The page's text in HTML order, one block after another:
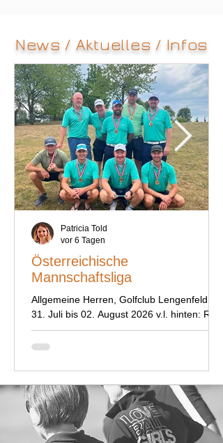
News / Aktuelles / Infos
Österreichische
Mannschaftsliga
Allgemeine Herren, Golfclub Lengenfeld,
31. Juli bis 02. August 2026 v.l. hinten: Ralf
Willms, Hans-Jürgen Schwaninger, Martin
Chenery, Christoph Matt, Fabian Koch v.l.
Christopher Albers, Fredi Told Aufstieg!!
Gewaltige Leistung! Die österreichische
Mannschaftsbundesliga in der Division 5
wurde dieses Jahr im Golfclub Lengenfeld
ausgetragen. In der sehr ausgeglichen
Patricia Told
vor 6 Tagen